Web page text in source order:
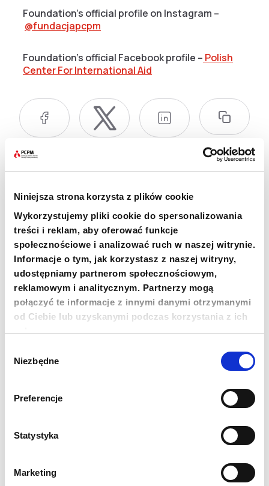
Niniejsza strona korzysta z plików cookie
Wykorzystujemy pliki cookie do spersonalizowania
treści i reklam, aby oferować funkcje
społecznościowe i analizować ruch w naszej witrynie.
Informacje o tym, jak korzystasz z naszej witryny,
udostępniamy partnerom społecznościowym,
reklamowym i analitycznym. Partnerzy mogą
połączyć te informacje z innymi danymi otrzymanymi
od Ciebie lub uzyskanymi podczas korzystania z ich
usług.
zgody
Niezbędne
Preferencje
Statystyka
Marketing
Foundation’s official profile on Instagram –
@fundacjapcpm
Foundation’s official Facebook profile – Polish
Center For International Aid
+48 22 833 60 22
INFO@PCPM.ORG.PL
MEDIA@PCPM.ORG.PL
KRS0000259298
DONATE 1.5%
18 1140 1010 0000 5228 6800 1001
działaniach i zakończonych projektach.